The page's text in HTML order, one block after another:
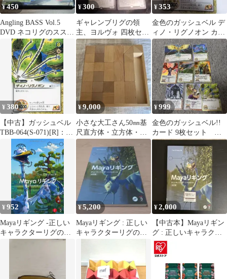
¥450
Angling BASS Vol.5
DVD ネコリグのススメ
ッ！
¥300
ギャレンブリグの領
主、ヨルヴォ 四枚セッ
ト
¥353
金色のガッシュベル デ
ィノ・リグノオン カー
ド
¥380
【中古】ガッシュベル
TBB-064(S-071)[R]：デ
ィノ・リグノオン
¥9,000
小さな大工さん50㎜基
尺直方体・立方体・三
角柱積み木セット
¥999
金色のガッシュベル!!
カード 9枚セット キ
ラ
¥952
Mayaリギング -正しい
キャラクターリグの作
り方- Tina OHailey; テ
¥5,200
Mayaリギング : 正しい
キャラクターリグの作
¥2,000
【中古本】Mayaリギン
グ : 正しいキャラクタ
ーリグの作り方